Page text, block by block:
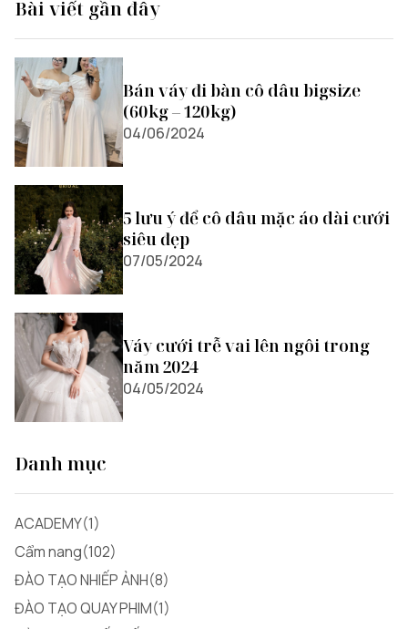
Bài viết gần đây
Bán váy đi bàn cô dâu bigsize
(60kg – 120kg)
04/06/2024
5 lưu ý để cô dâu mặc áo dài cưới
siêu đẹp
07/05/2024
Váy cưới trễ vai lên ngôi trong
năm 2024
04/05/2024
Danh mục
ACADEMY(1)
Cẩm nang(102)
ĐÀO TẠO NHIẾP ẢNH(8)
ĐÀO TẠO QUAY PHIM(1)